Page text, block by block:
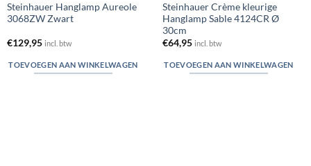
Steinhauer Hanglamp Aureole
3068ZW Zwart
€129,95 incl. btw
TOEVOEGEN AAN WINKELWAGEN
Steinhauer Crème kleurige
Hanglamp Sable 4124CR Ø
30cm
€64,95 incl. btw
TOEVOEGEN AAN WINKELWAGEN